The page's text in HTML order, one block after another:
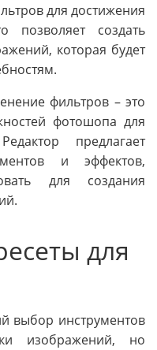
для достижения
позволяет создать
которая будет
фильтров – это
фотошопа для
предлагает
и эффектов,
для создания
для
выбор инструментов
изображений, но